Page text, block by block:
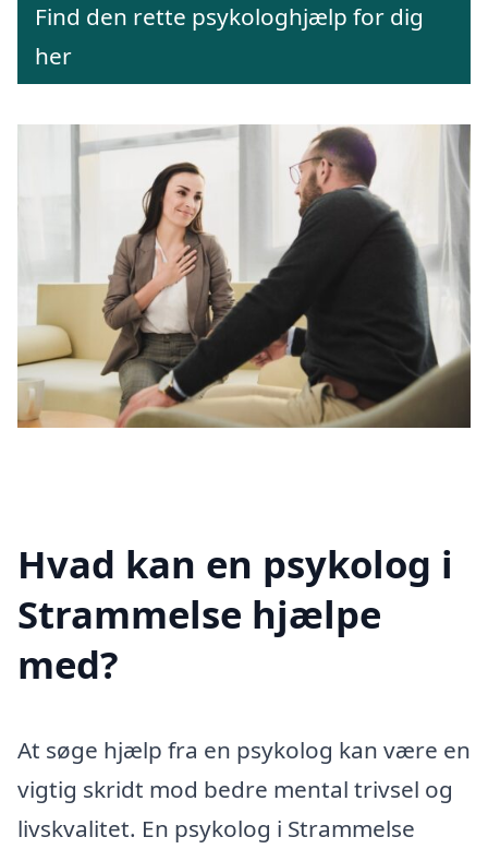
Find den rette psykologhjælp for dig
her
Hvad kan en psykolog i
Strammelse hjælpe
med?
At søge hjælp fra en psykolog kan være en
vigtig skridt mod bedre mental trivsel og
livskvalitet. En psykolog i Strammelse